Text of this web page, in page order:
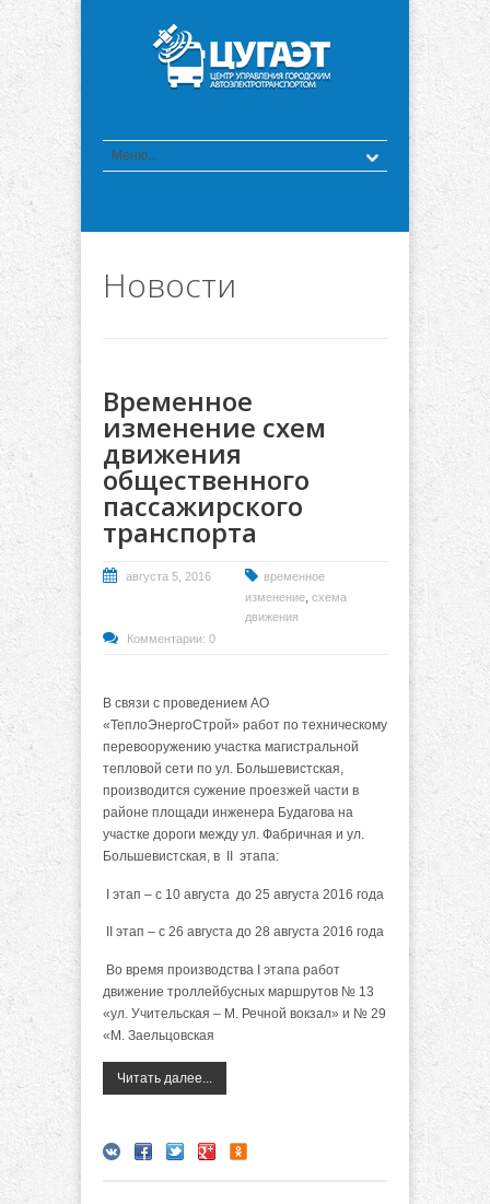
Новости
Временное
изменение схем
движения
общественного
пассажирского
транспорта
августа 5, 2016
временное
изменение, схема
движения
Комментарии: 0
В связи с проведением АО
«ТеплоЭнергоСтрой» работ по техническому
перевооружению участка магистральной
тепловой сети по ул. Большевистская,
производится сужение проезжей части в
районе площади инженера Будагова на
участке дороги между ул. Фабричная и ул.
Большевистская, в II этапа:
I этап – с 10 августа до 25 августа 2016 года
II этап – с 26 августа до 28 августа 2016 года
Во время производства I этапа работ
движение троллейбусных маршрутов № 13
«ул. Учительская – М. Речной вокзал» и № 29
«М. Заельцовская
Читать далее...